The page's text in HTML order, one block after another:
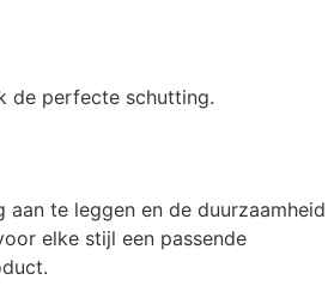
de perfecte schutting.
te leggen en de duurzaamheid
elke stijl een passende